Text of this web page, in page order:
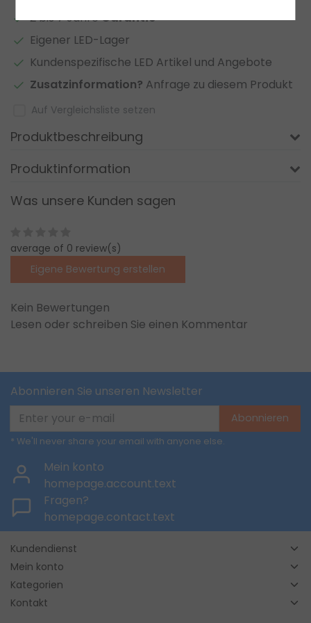
2 bis 7 JahreGarantie*
Eigener LED-Lager
Kundenspezifische LED Artikel und Angebote
Zusatzinformation? Anfrage zu diesem Produkt
Auf Vergleichsliste setzen
Produktbeschreibung
Produktinformation
Was unsere Kunden sagen
average of 0 review(s)
Eigene Bewertung erstellen
Kein Bewertungen
Lesen oder schreiben Sie einen Kommentar
Abonnieren Sie unseren Newsletter
Abonnieren
* We'll never share your email with anyone else.
Mein konto
homepage.account.text
Fragen?
homepage.contact.text
Kundendienst
Mein konto
Kategorien
Kontakt